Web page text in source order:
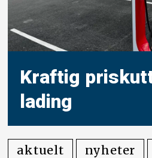
Kraftig
lading
aktuelt nyheter